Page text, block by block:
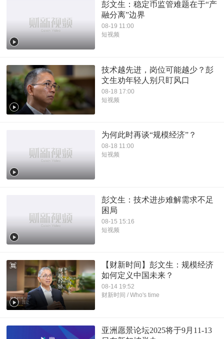
彭文生：稳定币监管难题在于“产
融分离”边界
08-19 11:00
短视频
技术越先进，岗位可能越少？彭
文生劝年轻人别只盯风口
08-18 17:00
短视频
为何此时再谈“规模经济”？
08-18 11:00
短视频
彭文生：技术进步难解需求不足
困局
08-15 15:16
短视频
【财新时间】彭文生：规模经济
如何定义中国未来？
08-14 19:52
财新时间 / Who's time
亚洲愿景论坛2025将于9月11-13